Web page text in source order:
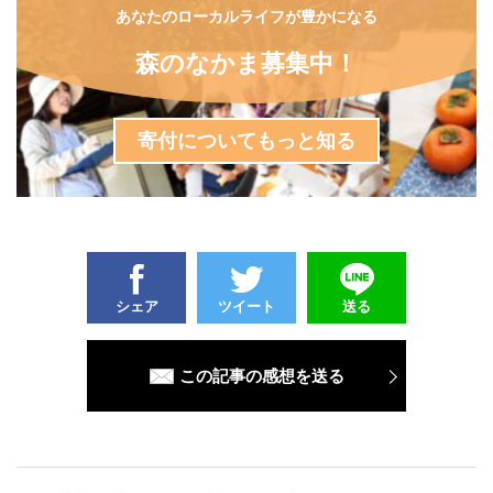
あなたのローカルライフが豊かになる
森のなかま募集中！
寄付についてもっと知る
シェア ツイート 送る
この記事の感想を送る